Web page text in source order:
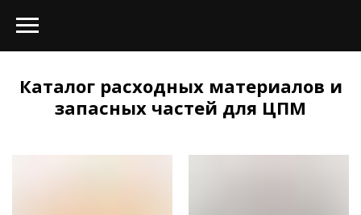
Каталог расходных материалов и
запасных частей для ЦПМ